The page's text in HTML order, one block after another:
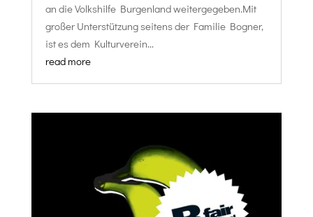
an die Volkshilfe Burgenland weitergegeben.Mit
großer Unterstützung seitens der Familie Bogner,
ist es dem Kulturverein...
read more